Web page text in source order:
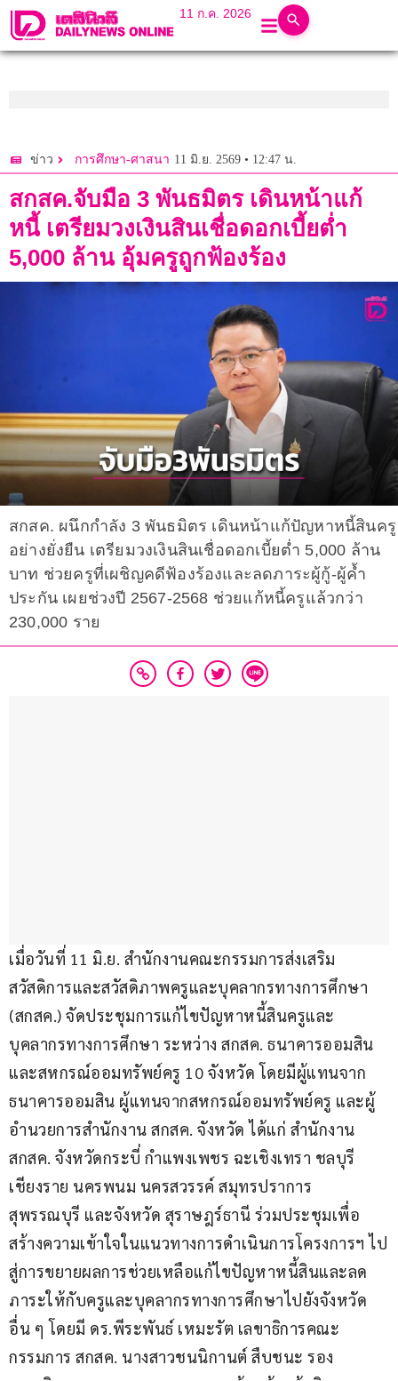
11 ก.ค. 2026
ข่าว การศึกษา-ศาสนา 11 มิ.ย. 2569 • 12:47 น.
สกสค.จับมือ 3 พันธมิตร เดินหน้าแก้
หนี้ เตรียมวงเงินสินเชื่อดอกเบี้ยต่ำ
5,000 ล้าน อุ้มครูถูกฟ้องร้อง
สกสค. ผนึกกำลัง 3 พันธมิตร เดินหน้าแก้ปัญหาหนี้สินครู
อย่างยั่งยืน เตรียมวงเงินสินเชื่อดอกเบี้ยต่ำ 5,000 ล้าน
บาท ช่วยครูที่เผชิญคดีฟ้องร้องและลดภาระผู้กู้-ผู้ค้ำ
ประกัน เผยช่วงปี 2567-2568 ช่วยแก้หนี้ครูแล้วกว่า
230,000 ราย
เมื่อวันที่ 11 มิ.ย. สำนักงานคณะกรรมการส่งเสริม
สวัสดิการและสวัสดิภาพครูและบุคลากรทางการศึกษา
(สกสค.) จัดประชุมการแก้ไขปัญหาหนี้สินครูและ
บุคลากรทางการศึกษา ระหว่าง สกสค. ธนาคารออมสิน
และสหกรณ์ออมทรัพย์ครู 10 จังหวัด โดยมีผู้แทนจาก
ธนาคารออมสิน ผู้แทนจากสหกรณ์ออมทรัพย์ครู และผู้
อำนวยการสำนักงาน สกสค. จังหวัด ได้แก่ สำนักงาน
สกสค. จังหวัดกระบี่ กำแพงเพชร ฉะเชิงเทรา ชลบุรี
เชียงราย นครพนม นครสวรรค์ สมุทรปราการ
สุพรรณบุรี และจังหวัด สุราษฎร์ธานี ร่วมประชุมเพื่อ
สร้างความเข้าใจในแนวทางการดำเนินการโครงการฯ ไป
สู่การขยายผลการช่วยเหลือแก้ไขปัญหาหนี้สินและลด
ภาระให้กับครูและบุคลากรทางการศึกษาไปยังจังหวัด
อื่น ๆ โดยมี ดร.พีระพันธ์ เหมะรัต เลขาธิการคณะ
กรรมการ สกสค. นางสาวชนนิกานต์ สืบชนะ รอง